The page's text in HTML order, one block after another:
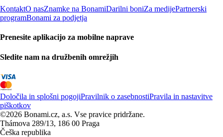
KontaktO nasZnamke na BonamiDarilni boniZa medijePartnerski
programBonami za podjetja
Prenesite aplikacijo za mobilne naprave
Sledite nam na družbenih omrežjih
Določila in splošni pogojiPravilnik o zasebnostiPravila in nastavitve
piškotkov
©2026 Bonami.cz, a.s. Vse pravice pridržane.
Thámova 289/13, 186 00 Praga
Češka republika